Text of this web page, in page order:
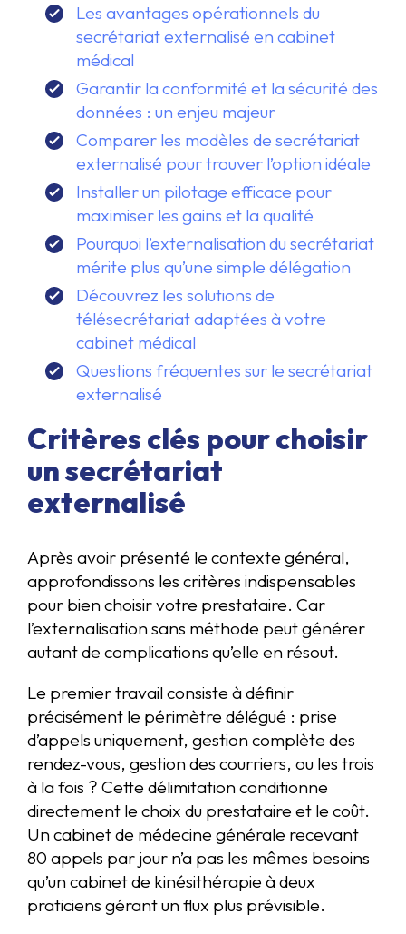
Les avantages opérationnels du
secrétariat externalisé en cabinet
médical
Garantir la conformité et la sécurité des
données : un enjeu majeur
Comparer les modèles de secrétariat
externalisé pour trouver l’option idéale
Installer un pilotage efficace pour
maximiser les gains et la qualité
Pourquoi l’externalisation du secrétariat
mérite plus qu’une simple délégation
Découvrez les solutions de
télésecrétariat adaptées à votre
cabinet médical
Questions fréquentes sur le secrétariat
externalisé
Critères clés pour choisir
un secrétariat
externalisé
Après avoir présenté le contexte général,
approfondissons les critères indispensables
pour bien choisir votre prestataire. Car
l’externalisation sans méthode peut générer
autant de complications qu’elle en résout.
Le premier travail consiste à définir
précisément le périmètre délégué : prise
d’appels uniquement, gestion complète des
rendez-vous, gestion des courriers, ou les trois
à la fois ? Cette délimitation conditionne
directement le choix du prestataire et le coût.
Un cabinet de médecine générale recevant
80 appels par jour n’a pas les mêmes besoins
qu’un cabinet de kinésithérapie à deux
praticiens gérant un flux plus prévisible.